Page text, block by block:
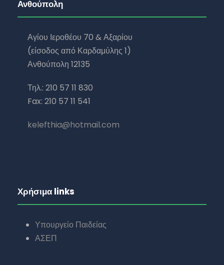
Ανθούπολη
Αγίου Ιεροθέου 70 & Αξαρίου
(είσοδος από Καρδαμύλης 1)
Ανθούπολη 12135
Τηλ.: 210 57 11 830
Fax: 210 57 11 541
kelefthia@hotmail.com
Χρήσιμα links
Υπουργείο Παιδείας
ΑΣΕΠ